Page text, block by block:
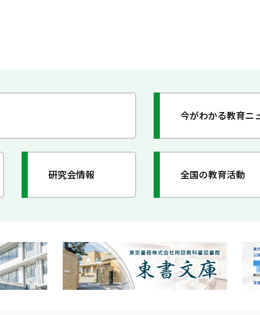
今がわかる教育ニ
研究会情報 全国の教育活動